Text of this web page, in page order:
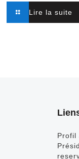
Lire la suite
Profil